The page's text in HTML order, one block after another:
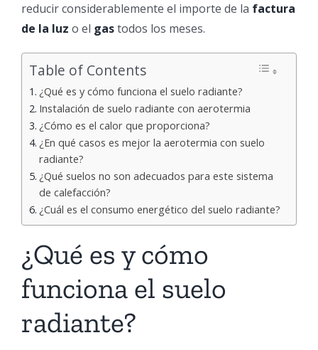
reducir considerablemente el importe de la factura
de la luz o el gastodos los meses.
Table of Contents
¿Qué es y cómo funciona el suelo radiante?
Instalación de suelo radiante con aerotermia
¿Cómo es el calor que proporciona?
¿En qué casos es mejor la aerotermia con suelo
radiante?
¿Qué suelos no son adecuados para este sistema
de calefacción?
¿Cuál es el consumo energético del suelo radiante?
¿Qué es y cómo
funciona el suelo
radiante?